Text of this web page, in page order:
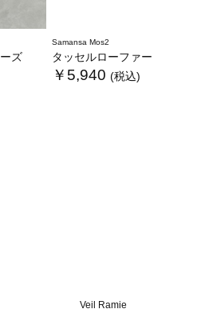
ズ
Samansa Mos2
タッセルローファー
￥5,940 (税込)